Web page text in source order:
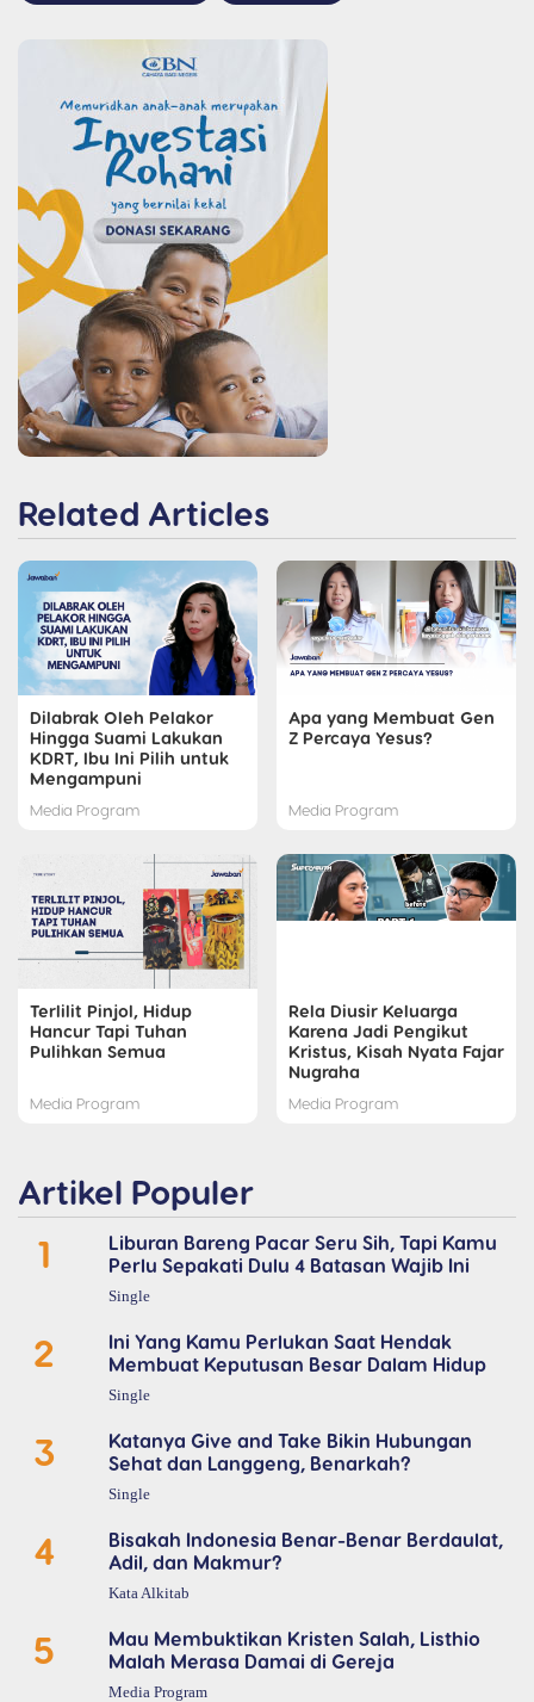
Related Articles
Dilabrak Oleh Pelakor
Hingga Suami Lakukan
KDRT, Ibu Ini Pilih untuk
Mengampuni
Media Program
Apa yang Membuat Gen
Z Percaya Yesus?
Media Program
Terlilit Pinjol, Hidup
Hancur Tapi Tuhan
Pulihkan Semua
Media Program
Rela Diusir Keluarga
Karena Jadi Pengikut
Kristus, Kisah Nyata Fajar
Nugraha
Media Program
Artikel Populer
1
Liburan Bareng Pacar Seru Sih, Tapi Kamu
Perlu Sepakati Dulu 4 Batasan Wajib Ini
Single
2
Ini Yang Kamu Perlukan Saat Hendak
Membuat Keputusan Besar Dalam Hidup
Single
3
Katanya Give and Take Bikin Hubungan
Sehat dan Langgeng, Benarkah?
Single
4
Bisakah Indonesia Benar-Benar Berdaulat,
Adil, dan Makmur?
Kata Alkitab
5
Mau Membuktikan Kristen Salah, Listhio
Malah Merasa Damai di Gereja
Media Program